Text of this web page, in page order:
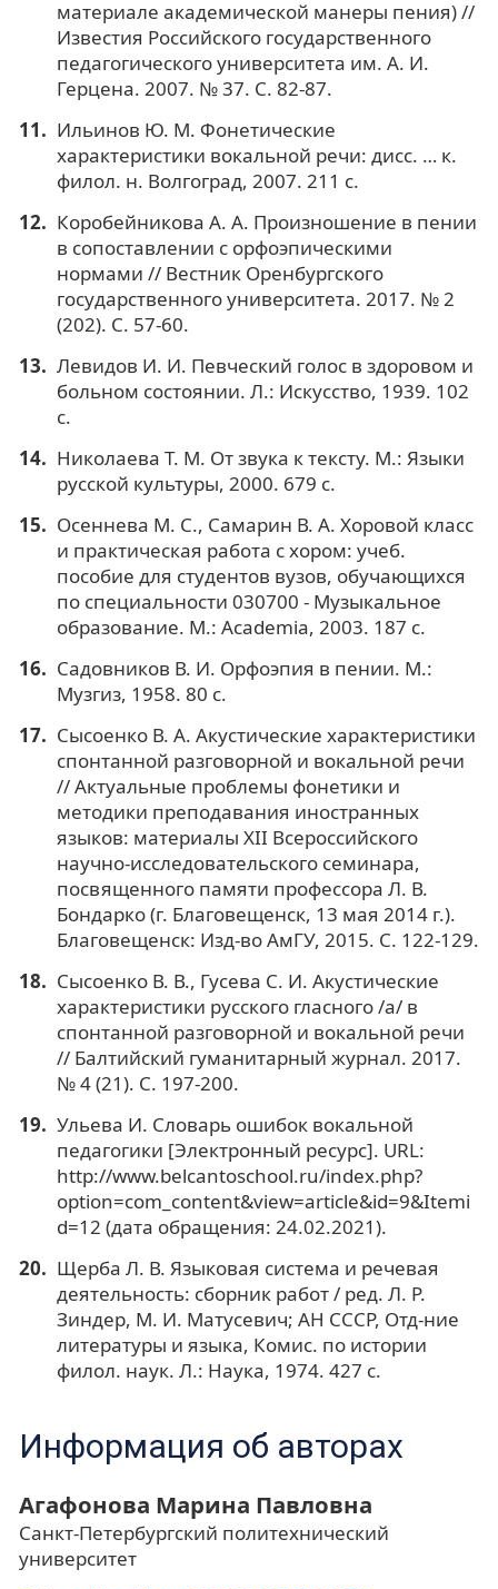
материале академической манеры пения) //
Известия Российского государственного
педагогического университета им. А. И.
Герцена. 2007. № 37. С. 82-87.
Ильинов Ю. М. Фонетические
характеристики вокальной речи: дисс. … к.
филол. н. Волгоград, 2007. 211 с.
Коробейникова А. А. Произношение в пении
в сопоставлении с орфоэпическими
нормами // Вестник Оренбургского
государственного университета. 2017. № 2
(202). С. 57-60.
Левидов И. И. Певческий голос в здоровом и
больном состоянии. Л.: Искусство, 1939. 102
с.
Николаева Т. М. От звука к тексту. М.: Языки
русской культуры, 2000. 679 с.
Осеннева М. С., Самарин В. А. Хоровой класс
и практическая работа с хором: учеб.
пособие для студентов вузов, обучающихся
по специальности 030700 - Музыкальное
образование. М.: Academia, 2003. 187 с.
Садовников В. И. Орфоэпия в пении. М.:
Музгиз, 1958. 80 с.
Сысоенко В. А. Акустические характеристики
спонтанной разговорной и вокальной речи
// Актуальные проблемы фонетики и
методики преподавания иностранных
языков: материалы XII Всероссийского
научно-исследовательского семинара,
посвященного памяти профессора Л. В.
Бондарко (г. Благовещенск, 13 мая 2014 г.).
Благовещенск: Изд-во АмГУ, 2015. С. 122-129.
Сысоенко В. В., Гусева С. И. Акустические
характеристики русского гласного /а/ в
спонтанной разговорной и вокальной речи
// Балтийский гуманитарный журнал. 2017.
№ 4 (21). С. 197-200.
Ульева И. Словарь ошибок вокальной
педагогики [Электронный ресурс]. URL:
http://www.belcantoschool.ru/index.php?
option=com_content&view=article&id=9&Itemi
d=12 (дата обращения: 24.02.2021).
Щерба Л. В. Языковая система и речевая
деятельность: сборник работ / ред. Л. Р.
Зиндер, М. И. Матусевич; АН СССР, Отд-ние
литературы и языка, Комис. по истории
филол. наук. Л.: Наука, 1974. 427 с.
Информация об авторах
Агафонова Марина Павловна
Санкт-Петербургский политехнический
университет